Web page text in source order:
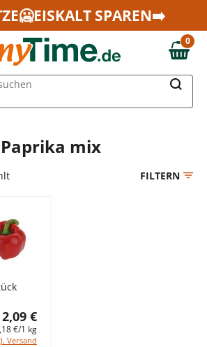
SPAREN➡️
0,00 €
0
Paprika mix
FILTERN
2,09 €
€/1 kg
Versand